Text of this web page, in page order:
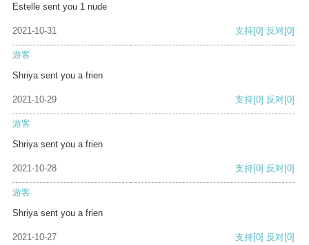
Estelle sent you 1 nude
2021-10-31 支持[0] 反对[0]
游客
Shriya sent you a frien
2021-10-29 支持[0] 反对[0]
游客
Shriya sent you a frien
2021-10-28 支持[0] 反对[0]
游客
Shriya sent you a frien
2021-10-27 支持[0] 反对[0]